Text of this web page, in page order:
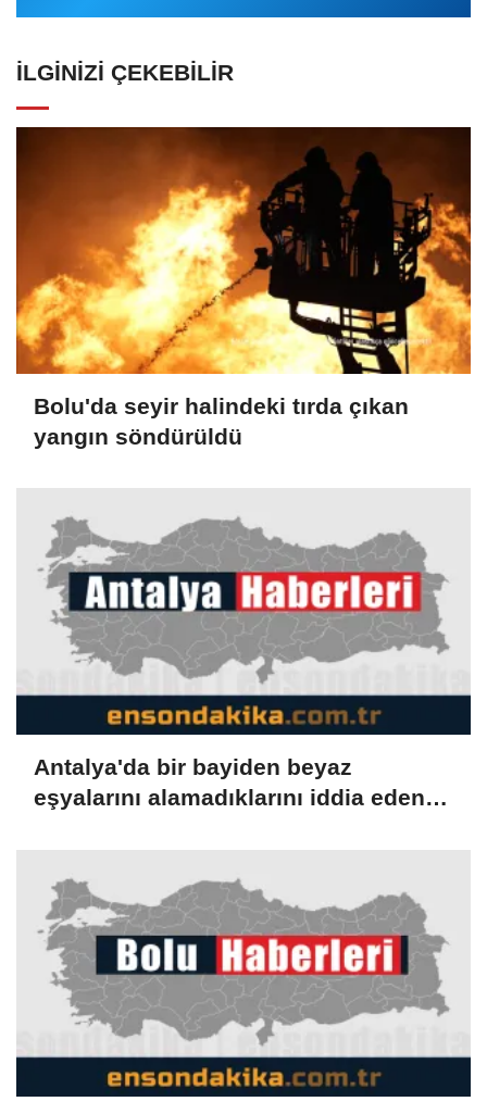
İLGINIZI ÇEKEBILIR
Bolu'da seyir halindeki tırda çıkan
yangın söndürüldü
Antalya'da bir bayiden beyaz
eşyalarını alamadıklarını iddia eden